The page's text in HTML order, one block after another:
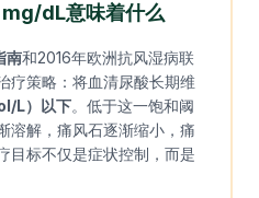
dL意味着什么
南和2016年欧洲抗风湿病联
疗策略：将血清尿酸长期维
L）以下。低于这一饱和阈
溶解，痛风石逐渐缩小，痛
目标不仅是症状控制，而是